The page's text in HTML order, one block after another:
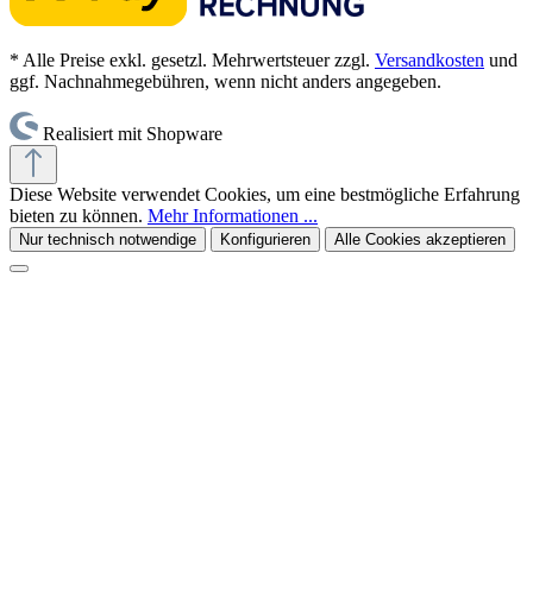
* Alle Preise exkl. gesetzl. Mehrwertsteuer zzgl. Versandkosten und
ggf. Nachnahmegebühren, wenn nicht anders angegeben.
Realisiert mit Shopware
Diese Website verwendet Cookies, um eine bestmögliche Erfahrung
bieten zu können. Mehr Informationen ...
Nur technisch notwendige Konfigurieren Alle Cookies akzeptieren